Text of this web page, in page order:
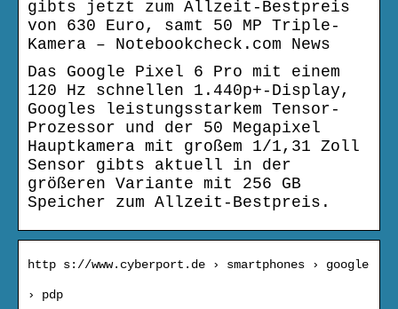
gibts jetzt zum Allzeit-Bestpreis
von 630 Euro, samt 50 MP Triple-
Kamera – Notebookcheck.com News
Das Google Pixel 6 Pro mit einem
120 Hz schnellen 1.440p+-Display,
Googles leistungsstarkem Tensor-
Prozessor und der 50 Megapixel
Hauptkamera mit großem 1/1,31 Zoll
Sensor gibts aktuell in der
größeren Variante mit 256 GB
Speicher zum Allzeit-Bestpreis.
http s://www.cyberport.de › smartphones › google
› pdp